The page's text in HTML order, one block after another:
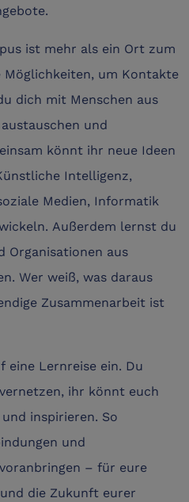
ist mehr als ein Ort zum
um Kontakte
dich mit Menschen aus
und
könnt ihr neue Ideen
Intelligenz,
Medien, Informatik
Außerdem lernst du
Organisationen aus
Wer weiß, was daraus
Zusammenarbeit ist
eine Lernreise ein. Du
ihr könnt euch
inspirieren. So
und
– für eure
die Zukunft eurer